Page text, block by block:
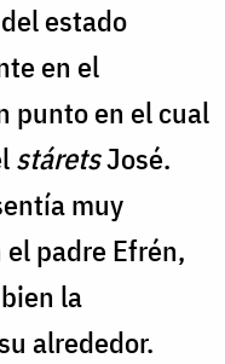
estado
en el
punto en el cual
stáretsJosé.
muy
padre Efrén,
la
alrededor.